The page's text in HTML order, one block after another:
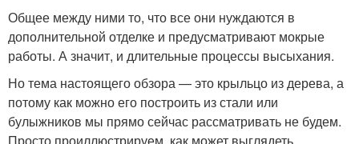
Общее между ними то, что все они нуждаются в
дополнительной отделке и предусматривают мокрые
работы. А значит, и длительные процессы высыхания.
Но тема настоящего обзора — это крыльцо из дерева, а
потому как можно его построить из стали или
булыжников мы прямо сейчас рассматривать не будем.
Просто проиллюстрируем, как может выглядеть